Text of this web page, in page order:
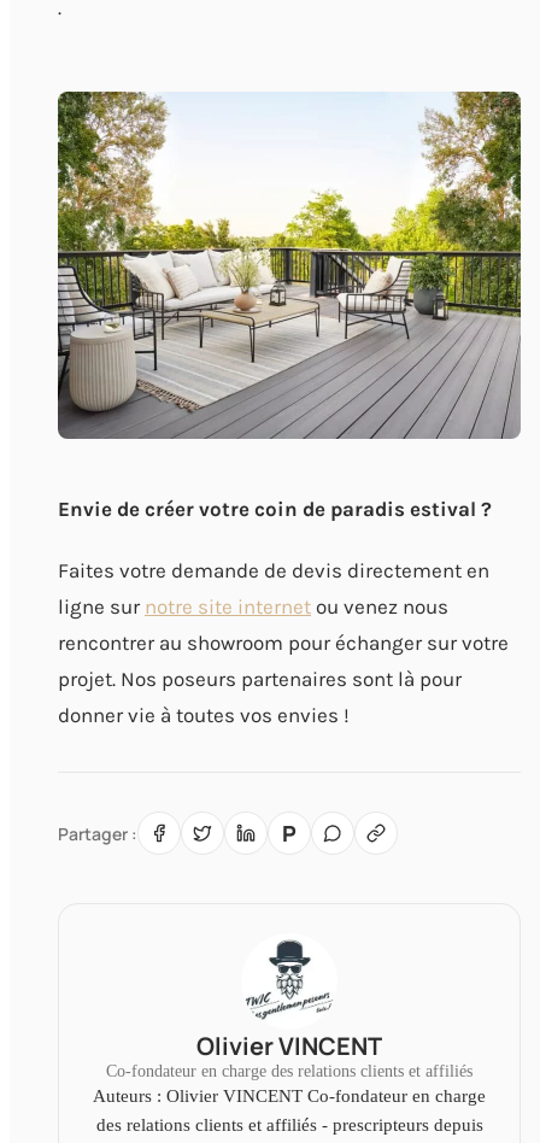
.
Envie de créer votre coin de paradis estival ?
Faites votre demande de devis directement en
ligne sur notre site internet ou venez nous
rencontrer au showroom pour échanger sur votre
projet. Nos poseurs partenaires sont là pour
donner vie à toutes vos envies !
Partager : P
Olivier VINCENT
Co-fondateur en charge des relations clients et affiliés
Auteurs : Olivier VINCENT Co-fondateur en charge
des relations clients et affiliés - prescripteurs depuis